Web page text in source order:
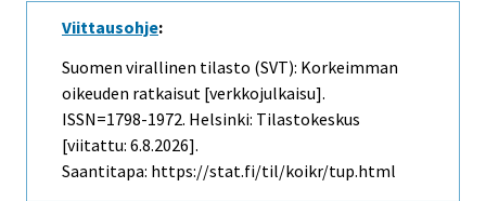
Viittausohje:
Suomen virallinen tilasto (SVT): Korkeimman
oikeuden ratkaisut [verkkojulkaisu].
ISSN=1798-1972. Helsinki: Tilastokeskus
[viitattu: 6.8.2026].
Saantitapa: https://stat.fi/til/koikr/tup.html